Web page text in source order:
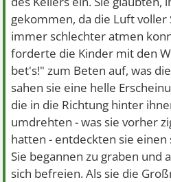
gekommen, da die Luft voller
immer schlechter atmen
forderte die Kinder mit den
bet's!" zum Beten auf, was
sahen sie eine helle
die in die Richtung hinter
umdrehten - was sie vorher
hatten - entdeckten sie einen
Sie begannen zu graben und
sich befreien. Als sie die